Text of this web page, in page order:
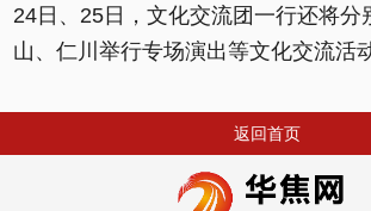
24日、25日，文化交流团一行还将分
山、仁川举行专场演出等文化交流活
返回首页